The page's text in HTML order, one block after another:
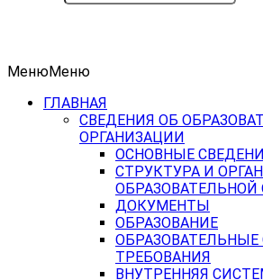
МенюМеню
ГЛАВНАЯ
СВЕДЕНИЯ ОБ
ОРГАНИЗАЦИИ
ОСНОВНЫЕ
СТРУКТУРА И
ОБРАЗОВАТЕЛЬНОЙ
ДОКУМЕНТЫ
ОБРАЗОВАНИЕ
ТРЕБОВАНИЯ
ВНУТРЕННЯЯ